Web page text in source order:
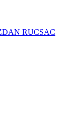
RUCSAC